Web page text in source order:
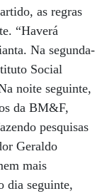
as regras
“Haverá
Na segunda-
Social
noite seguinte,
da BM&F,
pesquisas
Geraldo
mais
dia seguinte,